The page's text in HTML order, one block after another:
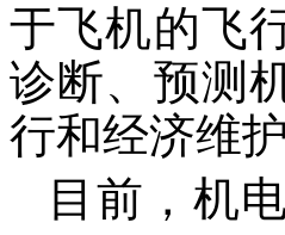
于飞机的飞
诊断、预测
行和经济维
目前，机